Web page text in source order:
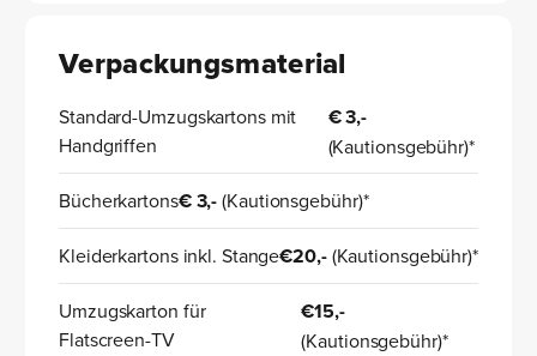
Verpackungsmaterial
Standard-Umzugskartons mit
Handgriffen
€ 3,-
(Kautionsgebühr)*
Bücherkartons€ 3,-(Kautionsgebühr)*
Kleiderkartons inkl. Stange€20,-(Kautionsgebühr)*
Umzugskarton für
Flatscreen-TV
€15,-
(Kautionsgebühr)*